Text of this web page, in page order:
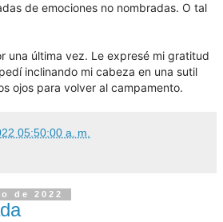
de emociones no nombradas. O tal
una última vez. Le expresé mi gratitud
inclinando mi cabeza en una sutil
ojos para volver al campamento.
05:50:00 a. m.
de 2022